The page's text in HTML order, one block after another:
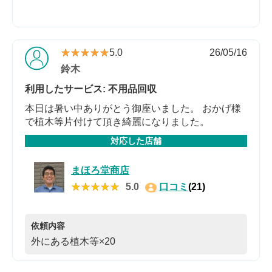
★★★★★
★★★★★5.0
26/05/16
鈴木
利用したサービス: 不用品回収
本日は暑い中ありがとう御座いました。 おかげ様
で植木等片付けて頂き綺麗になりました。
対応した店舗
まほろ堂商店
★★★★★
★★★★★ 5.0 口コミ (21)
依頼内容
外にある植木等×20